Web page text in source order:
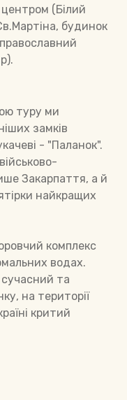
(Білий
будинок
туру ми
замків
- "Паланок".
Закарпаття, а й
найкращих
комплекс
водах.
та
на території
критий